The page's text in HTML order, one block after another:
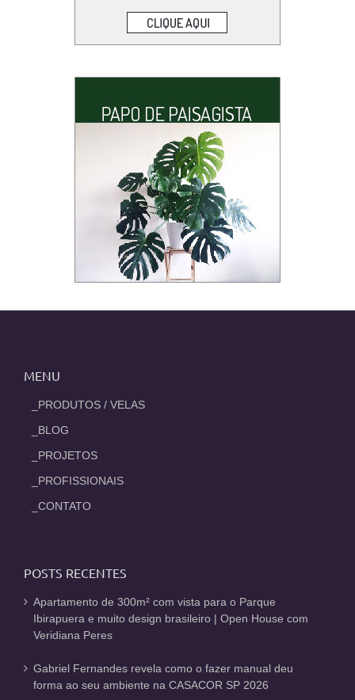
MENU
_PRODUTOS / VELAS
_BLOG
_PROJETOS
_PROFISSIONAIS
_CONTATO
POSTS RECENTES
Apartamento de 300m² com vista para o Parque
Ibirapuera e muito design brasileiro | Open House com
Veridiana Peres
Gabriel Fernandes revela como o fazer manual deu
forma ao seu ambiente na CASACOR SP 2026